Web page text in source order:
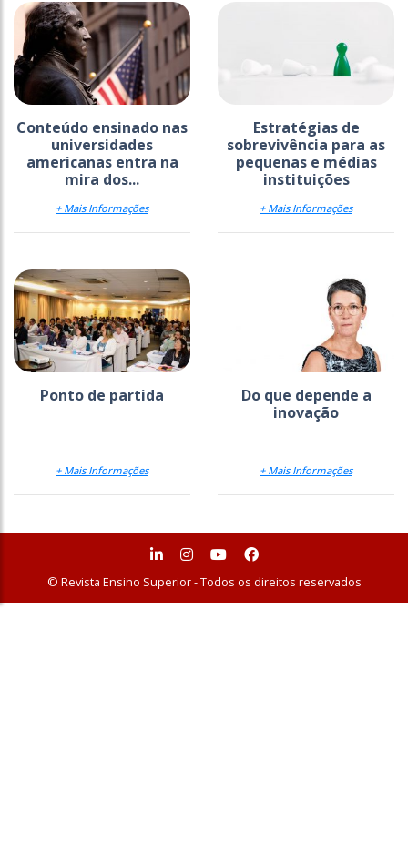
Conteúdo ensinado nas
universidades
americanas entra na
mira dos...
+ Mais Informações
Estratégias de
sobrevivência para as
pequenas e médias
instituições
+ Mais Informações
Ponto de partida
+ Mais Informações
Do que depende a
inovação
+ Mais Informações
© Revista Ensino Superior - Todos os direitos reservados